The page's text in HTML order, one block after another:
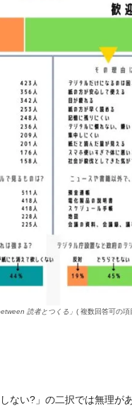
読者とつくる」 ( 複数回答可の
ない?」の二択では無理が